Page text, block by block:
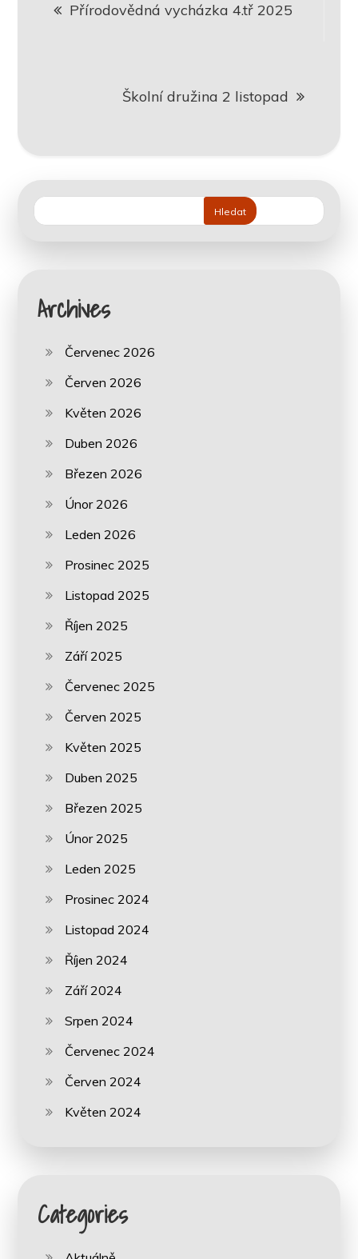
pro
příspěvek
Přírodovědná vycházka 4.tř 2025
Školní družina 2 listopad
Hledat
Archives
Červenec 2026
Červen 2026
Květen 2026
Duben 2026
Březen 2026
Únor 2026
Leden 2026
Prosinec 2025
Listopad 2025
Říjen 2025
Září 2025
Červenec 2025
Červen 2025
Květen 2025
Duben 2025
Březen 2025
Únor 2025
Leden 2025
Prosinec 2024
Listopad 2024
Říjen 2024
Září 2024
Srpen 2024
Červenec 2024
Červen 2024
Květen 2024
Categories